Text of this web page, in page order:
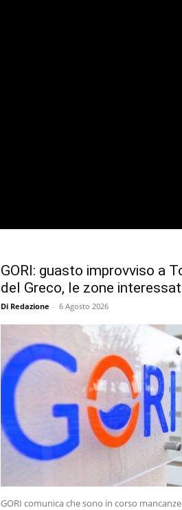
GORI: guasto improvviso a
del Greco, le zone
Di Redazione - 6 Agosto 2026
GORI comunica che sono in corso